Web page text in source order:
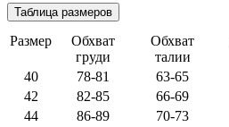
Размер
Обхват
груди
Обхват
талии
40 78-81 63-65
42
82-85 66-69
44
86-89 70-73